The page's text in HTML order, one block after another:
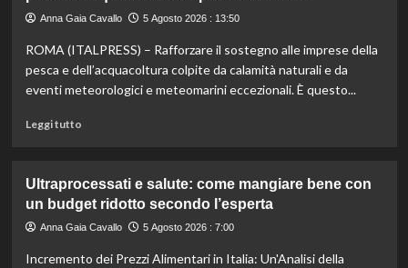
tua
il
menù
ideale
esperti.
Anna Gaia Cavallo 5 Agosto 2026 : 13:50
ROMA (ITALPRESS) – Rafforzare il sostegno alle imprese della
pesca e dell’acquacoltura colpite da calamità naturali e da
eventi meteorologici e meteomarini eccezionali. È questo...
Leggi tuttoLeggi
Fondo
di
solidarietà:
milioni
Ultraprocessati e salute: come mangiare bene con
un budget ridotto secondo l’esperta
Anna Gaia Cavallo 5 Agosto 2026 : 7:00
Incremento dei Prezzi Alimentari in Italia: Un'Analisi della